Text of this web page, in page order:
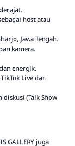
host atau
Jawa Tengah.
kamera.
energik.
Live dan
diskusi (Talk Show
GALLERY juga